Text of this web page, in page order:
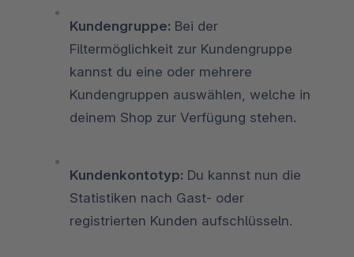
Kundengruppe: Bei der
Filtermöglichkeit zur Kundengruppe
kannst du eine oder mehrere
Kundengruppen auswählen, welche in
deinem Shop zur Verfügung stehen.
Kundenkontotyp: Du kannst nun die
Statistiken nach Gast- oder
registrierten Kunden aufschlüsseln.